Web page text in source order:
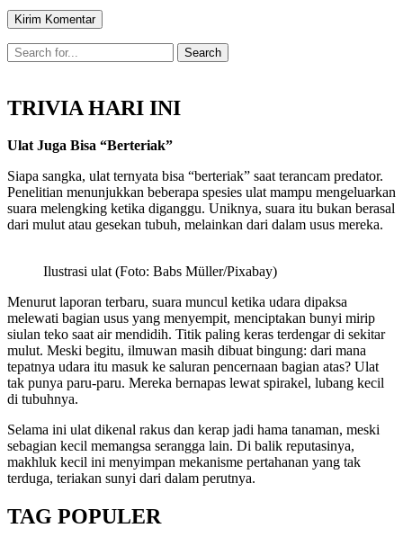
TRIVIA HARI INI
Ulat Juga Bisa “Berteriak”
Siapa sangka, ulat ternyata bisa “berteriak” saat terancam predator.
Penelitian menunjukkan beberapa spesies ulat mampu mengeluarkan
suara melengking ketika diganggu. Uniknya, suara itu bukan berasal
dari mulut atau gesekan tubuh, melainkan dari dalam usus mereka.
Ilustrasi ulat (Foto: Babs Müller/Pixabay)
Menurut laporan terbaru, suara muncul ketika udara dipaksa
melewati bagian usus yang menyempit, menciptakan bunyi mirip
siulan teko saat air mendidih. Titik paling keras terdengar di sekitar
mulut. Meski begitu, ilmuwan masih dibuat bingung: dari mana
tepatnya udara itu masuk ke saluran pencernaan bagian atas? Ulat
tak punya paru-paru. Mereka bernapas lewat spirakel, lubang kecil
di tubuhnya.
Selama ini ulat dikenal rakus dan kerap jadi hama tanaman, meski
sebagian kecil memangsa serangga lain. Di balik reputasinya,
makhluk kecil ini menyimpan mekanisme pertahanan yang tak
terduga, teriakan sunyi dari dalam perutnya.
TAG POPULER